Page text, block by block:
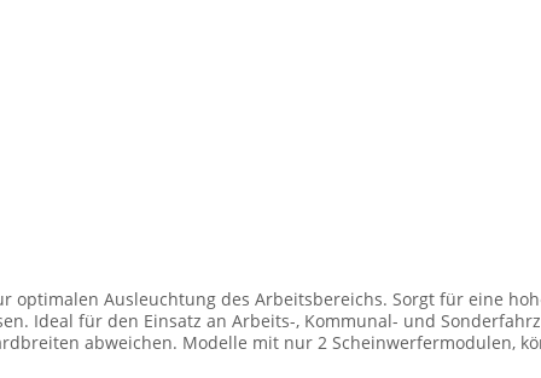
optimalen Ausleuchtung des Arbeitsbereichs. Sorgt für eine
an Arbeits-, Kommunal- und Sonderfahrzeugen. Balkenbreiten mit
abweichen. Modelle mit nur 2 Scheinwerfermodulen,